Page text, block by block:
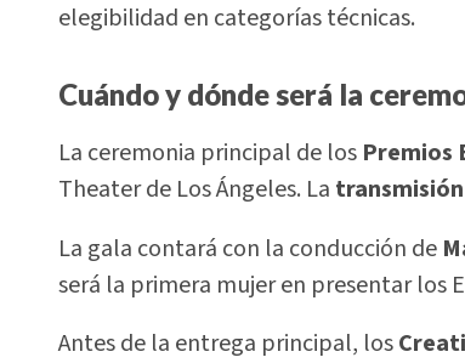
elegibilidad en categorías técnicas.
Cuándo y dónde será la
La ceremonia principal de los Premios
Theater de Los Ángeles. La
La gala contará con la conducción de
será la primera mujer en presentar los
Antes de la entrega principal, los